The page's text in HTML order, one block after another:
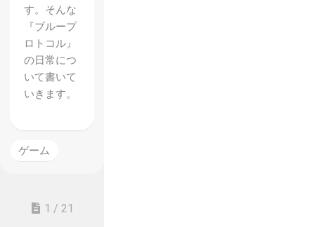
す。そんな
『ブループ
ロトコル』
の日常につ
いて書いて
いきます。
ゲーム
1 / 21